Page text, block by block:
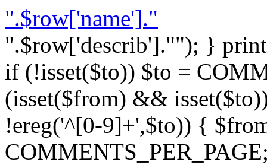
".$row['name']."
".$row['describ'].""); }
if (!isset($to)) $to =
(isset($from) &&
!ereg('^[0-9]+',$to)) {